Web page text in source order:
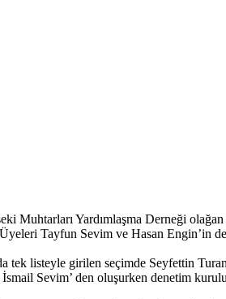
Muhtarları Yardımlaşma Derneği
Tayfun Sevim ve Hasan Engin’in
tek listeyle girilen seçimde Seyfettin
Sevim’ den oluşurken denetim